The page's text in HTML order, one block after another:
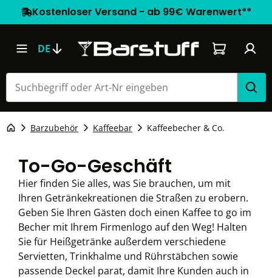
Kostenloser Versand - ab 99€ Warenwert**
DE Warenkorb
Barzubehör Kaffeebar Kaffeebecher & Co.
To-Go-Geschäft
Hier finden Sie alles, was Sie brauchen, um mit
Ihren Getränkekreationen die Straßen zu erobern.
Geben Sie Ihren Gästen doch einen Kaffee to go im
Becher mit Ihrem Firmenlogo auf den Weg! Halten
Sie für Heißgetränke außerdem verschiedene
Servietten, Trinkhalme und Rührstäbchen sowie
passende Deckel parat, damit Ihre Kunden auch in